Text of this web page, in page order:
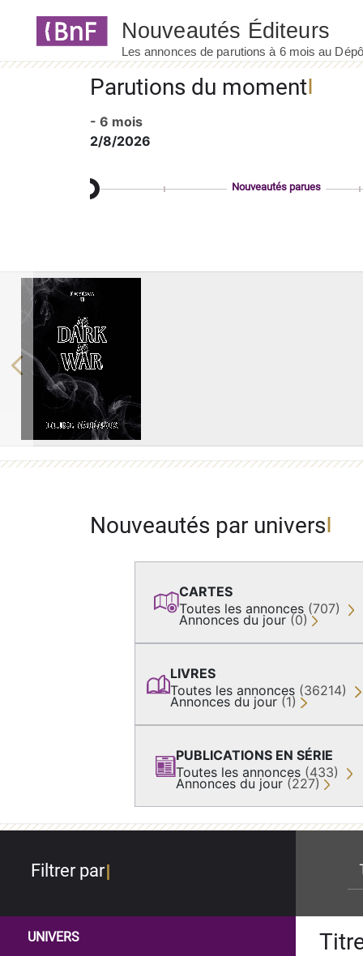
Parutions du moment
- 6 mois
2/8/2026
Nouveautés parues
Previous
Nouveautés par univers
CARTES
Toutes les annonces (707)
Annonces du jour (0)
LIVRES
Toutes les annonces (36214)
Annonces du jour (1)
PUBLICATIONS EN SÉRIE
Toutes les annonces (433)
Annonces du jour (227)
Filtrer par
UNIVERS